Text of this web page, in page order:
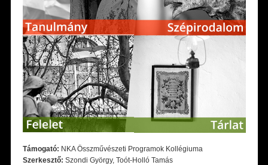
Támogató: NKA Összművészeti Programok Kollégiuma
Szerkesztő: Szondi György, Toót-Holló Tamás